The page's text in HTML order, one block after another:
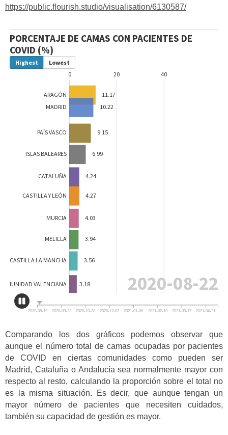
https://public.flourish.studio/visualisation/6130587/
Comparando los dos gráficos podemos observar que
aunque el número total de camas ocupadas por pacientes
de COVID en ciertas comunidades como pueden ser
Madrid, Cataluña o Andalucía sea normalmente mayor con
respecto al resto, calculando la proporción sobre el total no
es la misma situación. Es decir, que aunque tengan un
mayor número de pacientes que necesiten cuidados,
también su capacidad de gestión es mayor.